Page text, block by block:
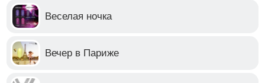
Веселая ночка
Вечер в Париже